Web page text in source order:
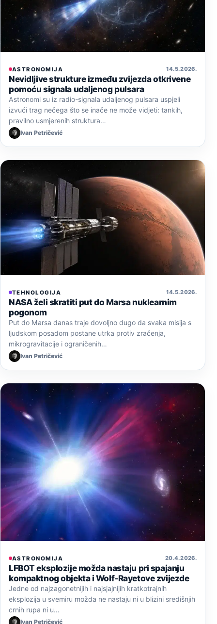
ASTRONOMIJA 14. 5. 2026.
Nevidljive strukture između zvijezda otkrivene
pomoću signala udaljenog pulsara
Astronomi su iz radio-signala udaljenog pulsara uspjeli
izvući trag nečega što se inače ne može vidjeti: tankih,
pravilno usmjerenih struktura…
Ivan Petričević
TEHNOLOGIJA 14. 5. 2026.
NASA želi skratiti put do Marsa nuklearnim
pogonom
Put do Marsa danas traje dovoljno dugo da svaka misija s
ljudskom posadom postane utrka protiv zračenja,
mikrogravitacije i ograničenih…
Ivan Petričević
ASTRONOMIJA 20. 4. 2026.
LFBOT eksplozije možda nastaju pri spajanju
kompaktnog objekta i Wolf-Rayetove zvijezde
Jedne od najzagonetnijih i najsjajnijih kratkotrajnih
eksplozija u svemiru možda ne nastaju ni u blizini središnjih
crnih rupa ni u…
Ivan Petričević